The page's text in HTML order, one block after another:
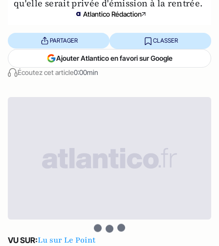
qu'elle serait privée d'émission à la rentrée.
Atlantico Rédaction
Écoutez cet article0:00min
PARTAGER CLASSER
Ajouter Atlantico en favori sur Google
VU SUR:Lu sur Le Point